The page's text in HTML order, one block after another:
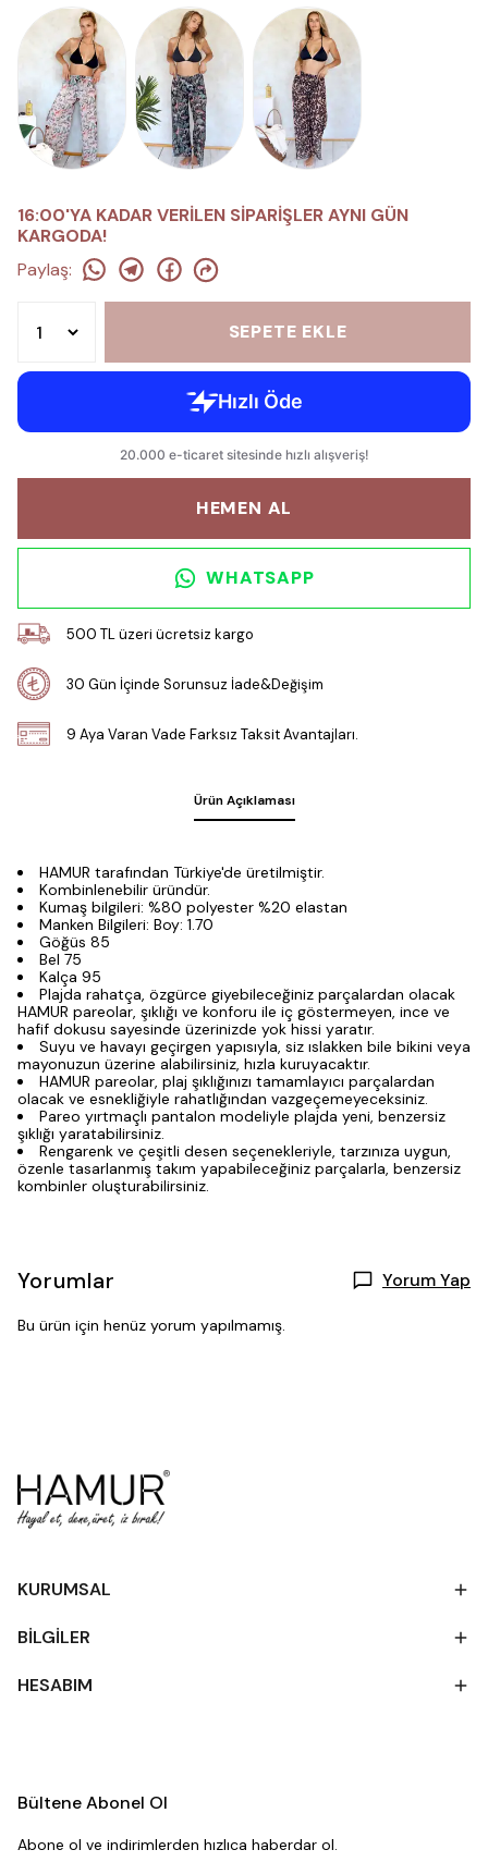
16:00'YA KADAR VERİLEN SİPARİŞLER AYNI GÜN
KARGODA!
Paylaş:
SEPETE EKLE
HEMEN AL
WHATSAPP
500 TL üzeri ücretsiz kargo
30 Gün İçinde Sorunsuz İade&Değişim
9 Aya Varan Vade Farksız Taksit Avantajları.
Ürün Açıklaması
HAMUR tarafından Türkiye'de üretilmiştir.
Kombinlenebilir üründür.
Kumaş bilgileri: %80 polyester %20 elastan
Manken Bilgileri: Boy: 1.70
Göğüs 85
Bel 75
Kalça 95
Plajda rahatça, özgürce giyebileceğiniz parçalardan olacak
HAMUR pareolar, şıklığı ve konforu ile iç göstermeyen, ince ve
hafif dokusu sayesinde üzerinizde yok hissi yaratır.
Suyu ve havayı geçirgen yapısıyla, siz ıslakken bile bikini veya
mayonuzun üzerine alabilirsiniz, hızla kuruyacaktır.
HAMUR pareolar, plaj şıklığınızı tamamlayıcı parçalardan
olacak ve esnekliğiyle rahatlığından vazgeçemeyeceksiniz.
Pareo yırtmaçlı pantalon modeliyle plajda yeni, benzersiz
şıklığı yaratabilirsiniz.
Rengarenk ve çeşitli desen seçenekleriyle, tarzınıza uygun,
özenle tasarlanmış takım yapabileceğiniz parçalarla, benzersiz
kombinler oluşturabilirsiniz.
Yorumlar Yorum Yap
Bu ürün için henüz yorum yapılmamış.
KURUMSAL
BİLGİLER
HESABIM
Bültene Abonel Ol
Abone ol ve indirimlerden hızlıca haberdar ol.